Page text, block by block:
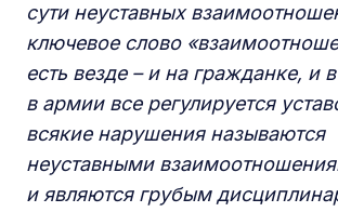
сути неуставных
ключевое слово
есть везде – и на гражданке, и
в армии все регулируется
всякие нарушения называются
неуставными
и являются грубым